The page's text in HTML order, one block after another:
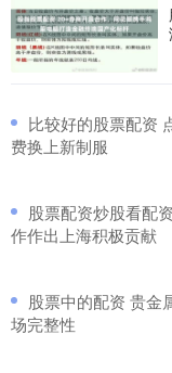
比较好的股票配资
费换上新制服
股票配资炒股看配
作作出上海积极贡献
股票中的配资 贵金
场完整性